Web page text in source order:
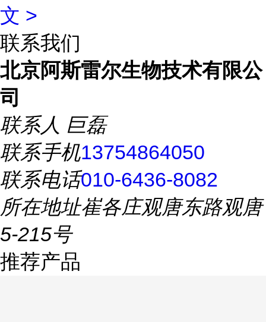
文 >
联系我们
北京阿斯雷尔生物技术有限公
司
联系人 巨磊
联系手机13754864050
联系电话010-6436-8082
所在地址崔各庄观唐东路观唐
5-215号
推荐产品